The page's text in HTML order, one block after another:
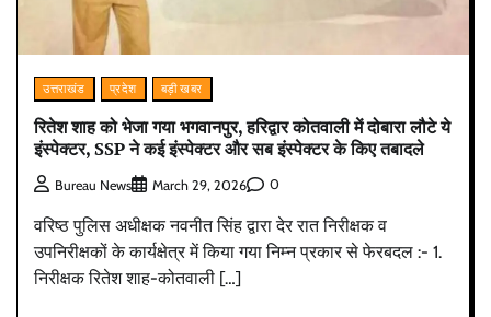
उत्तराखंड प्रदेश बड़ी खबर
रितेश शाह को भेजा गया भगवानपुर, हरिद्वार कोतवाली में दोबारा लौटे ये
इंस्पेक्टर, SSP ने कई इंस्पेक्टर और सब इंस्पेक्टर के किए तबादले
Bureau News March 29, 2026 0
वरिष्ठ पुलिस अधीक्षक नवनीत सिंह द्वारा देर रात निरीक्षक व
उपनिरीक्षकों के कार्यक्षेत्र में किया गया निम्न प्रकार से फेरबदल :- 1.
निरीक्षक रितेश शाह-कोतवाली […]